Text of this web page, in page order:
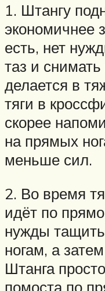
1. Штангу
экономичнее
есть, нет
таз и
делается в
тяги в
скорее
на прямых
меньше сил.
2. Во время
идёт по
нужды
ногам, а
Штанга
помоста по